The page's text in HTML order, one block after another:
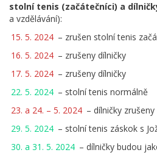
stolní tenis (začátečníci) a
a vzdělávání):
15. 5. 2024 – zrušen stolní tenis
16. 5. 2024 – zrušeny dílničky
17. 5. 2024 – zrušeny dílničky
22. 5. 2024 – stolní tenis normálně
23. a 24. – 5. 2024 – dílničky zrušeny
29. 5. 2024 – stolní tenis záskok s
30. a 31. 5. 2024 – dílničky budou